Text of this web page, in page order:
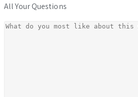
All Your Questions